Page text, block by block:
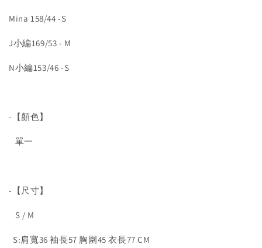
Mina 158/44 -S
J小編169/53 - M
N小編153/46 -S
-【顏色】
單一
-【尺寸】
S / M
S:肩寬36 袖長57 胸圍45 衣長77 CM